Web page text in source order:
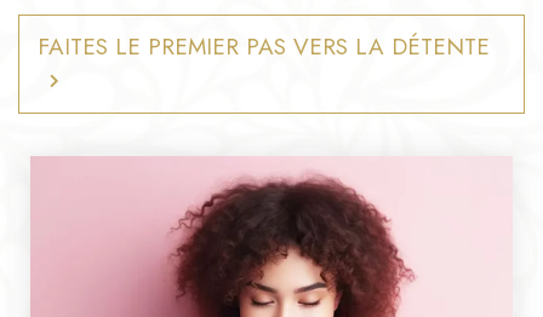
FAITES LE PREMIER PAS VERS LA DÉTENTE